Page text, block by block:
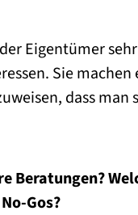
Eigentümer
Sie
dass
Beratungen?
Gos?